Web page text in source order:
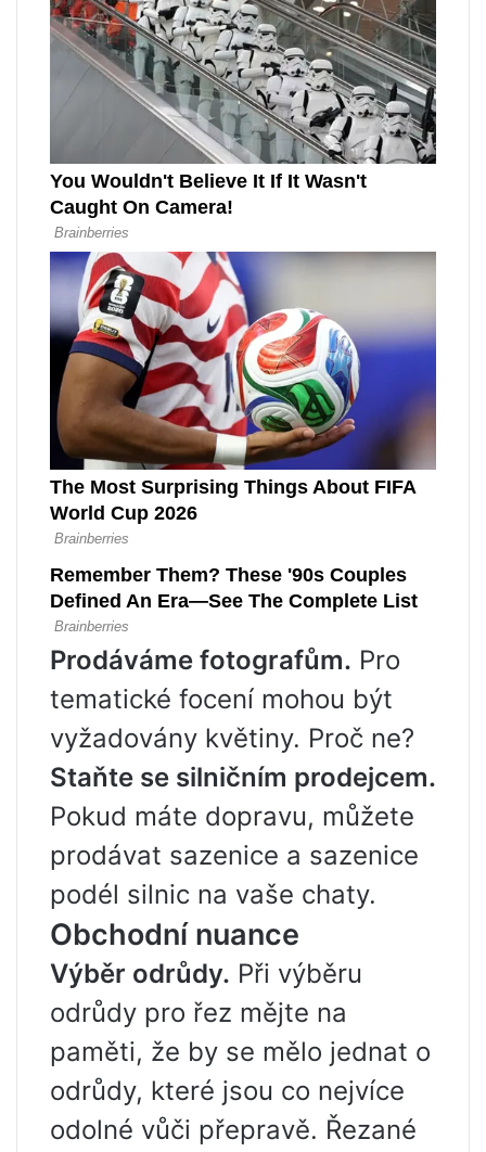
Prodáváme fotografům. Pro
tematické focení mohou být
vyžadovány květiny. Proč ne?
Staňte se silničním prodejcem.
Pokud máte dopravu, můžete
prodávat sazenice a sazenice
podél silnic na vaše chaty.
Obchodní nuance
Výběr odrůdy. Při výběru
odrůdy pro řez mějte na
paměti, že by se mělo jednat o
odrůdy, které jsou co nejvíce
odolné vůči přepravě. Řezané